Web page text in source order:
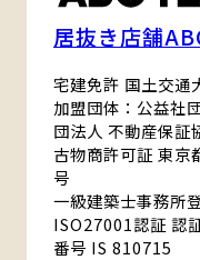
居抜き店舗
宅建免許 国土交通
加盟団体：公益社
団法人 不動産保証
古物商許可証 東
号
一級建築士事務所
ISO27001認証 認
番号 IS 810715